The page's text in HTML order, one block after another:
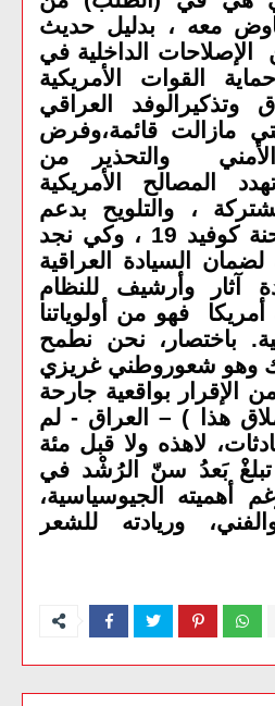
معه ، بدليل حديث
الإصلاحات الداخلية في
القوات الأمريكية
وتذكيرالوفد العراقي
مازالت قائمة،وفرض
الأمني والتحذير من
المصالح الأمريكية
، والتلويح بدعم
الحكومة لتجاوز محنة كوفيد 19 ، وكي نجد
السيادة العراقية
آثار وأرشيف للنظام
فهو من أولوياتنا
باختصار، نحن نطمح
وهو شعوروطني غريزي
الإقرار بواقعية جارحة
هذا ) – العراق - لم
لاهذه ولا قبل مئة
تبلغْ بَعدُ سنّ الرُشْد في
أهميته الجيوسياسية،
وريادته للشعر